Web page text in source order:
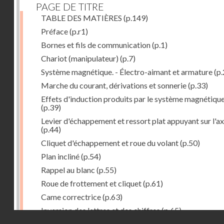
PAGE DE TITRE
TABLE DES MATIÈRES (p.149)
Préface(p.r1)
Bornes et fils de communication(p.1)
Chariot (manipulateur) (p.7)
Système magnétique. - Électro-aimant et armature
Marche du courant, dérivations et sonnerie(p.33)
Effets d'induction produits par le système
(p.39)
Levier d'échappement et ressort plat appuyant sur
(p.44)
Cliquet d'échappement et roue du volant(p.50)
Plan incliné(p.54)
Rappel au blanc (p.55)
Roue de frottement et cliquet(p.61)
Came correctrice(p.63)
Inversion des lettres et des chiffres(p.65)